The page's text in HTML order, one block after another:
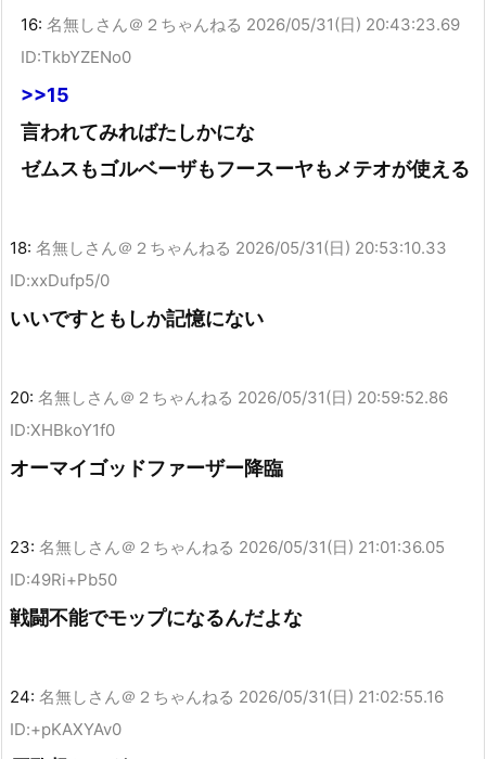
16: 名無しさん＠２ちゃんねる 2026/05/31(日) 20:43:23.69
ID:TkbYZENo0
>>15
言われてみればたしかにな
ゼムスもゴルベーザもフースーヤもメテオが使える
18: 名無しさん＠２ちゃんねる 2026/05/31(日) 20:53:10.33
ID:xxDufp5/0
いいですともしか記憶にない
20: 名無しさん＠２ちゃんねる 2026/05/31(日) 20:59:52.86
ID:XHBkoY1f0
オーマイゴッドファーザー降臨
23: 名無しさん＠２ちゃんねる 2026/05/31(日) 21:01:36.05
ID:49Ri+Pb50
戦闘不能でモップになるんだよな
24: 名無しさん＠２ちゃんねる 2026/05/31(日) 21:02:55.16
ID:+pKAXYAv0